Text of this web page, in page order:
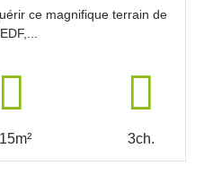
ce magnifique terrain de
3ch.